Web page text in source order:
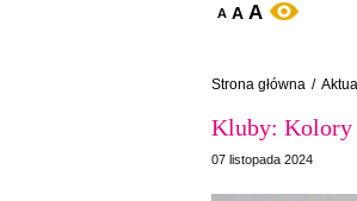
A A A WERSJA
Strona główna /
Kluby: Kolory
07 listopada 2024